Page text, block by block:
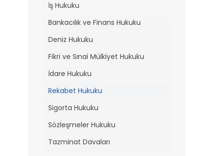
İş Hukuku
Bankacılık ve Finans Hukuku
Deniz Hukuku
Fikri ve Sınai Mülkiyet Hukuku
İdare Hukuku
Rekabet Hukuku
Sigorta Hukuku
Sözleşmeler Hukuku
Tazminat Davaları